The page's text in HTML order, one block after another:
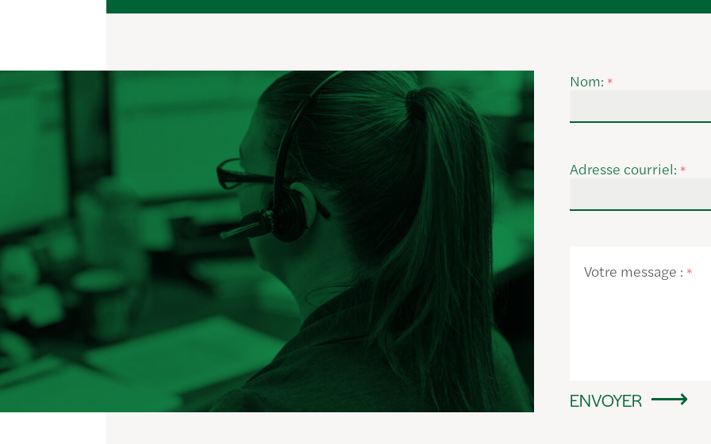
Nom: *
Adresse courriel: *
Votre message : *
ENVOYER